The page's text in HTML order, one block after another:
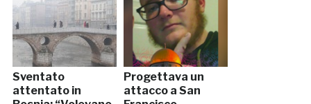
Sventato
attentato in
Progettava un
attacco a San